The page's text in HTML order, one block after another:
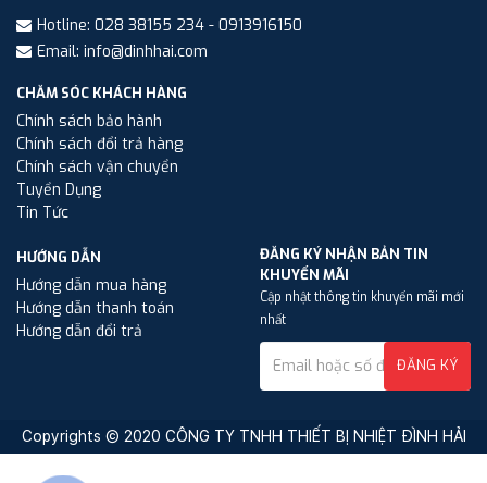
Hotline: 028 38155 234 - 0913916150
Email: info@dinhhai.com
CHĂM SÓC KHÁCH HÀNG
Chính sách bảo hành
Chính sách đổi trả hàng
Chính sách vận chuyển
Tuyển Dụng
Tin Tức
HƯỚNG DẪN
Hướng dẫn mua hàng
Hướng dẫn thanh toán
Hướng dẫn đổi trả
ĐĂNG KÝ NHẬN BẢN TIN
KHUYẾN MÃI
Cập nhật thông tin khuyến mãi mới
nhất
ĐĂNG KÝ
Copyrights © 2020 CÔNG TY TNHH THIẾT BỊ NHIỆT ĐÌNH HẢI